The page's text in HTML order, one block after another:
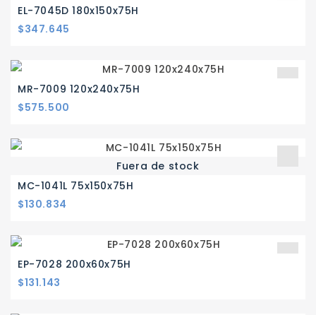
EL-7045D 180x150x75H
Precio
$347.645
MR-7009 120x240x75H
Precio
$575.500
Fuera de stock
MC-1041L 75x150x75H
Precio
$130.834
EP-7028 200x60x75H
Precio
$131.143